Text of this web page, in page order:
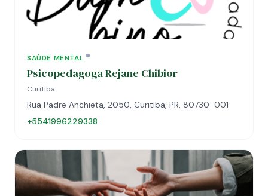
SAÚDE MENTAL
Psicopedagoga Rejane Chibior
Curitiba
Rua Padre Anchieta, 2050, Curitiba, PR, 80730-001
+5541996229338